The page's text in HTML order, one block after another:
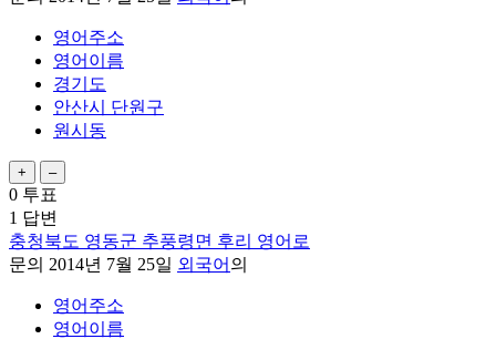
영어주소
영어이름
경기도
안산시 단원구
원시동
0 투표
1 답변
충청북도 영동군 추풍령면 후리 영어로
문의 2014년 7월 25일 외국어 의
영어주소
영어이름